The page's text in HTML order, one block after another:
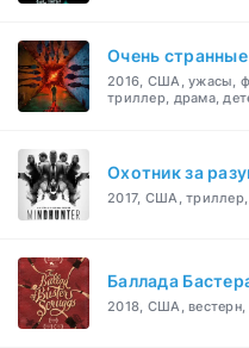
Очень
2016, США, ужасы,
триллер, драма,
Охотник за
2017, США,
Баллада
2018, США,